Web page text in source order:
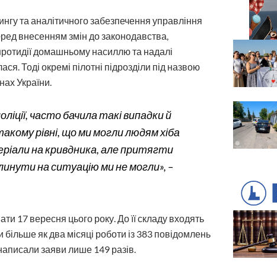
та аналітичного забезпечення управління
внесенням змін до законодавства,
домашньому насиллю та надалі
Тоді окремі пілотні підрозділи під наз­вою
України.
часто бачила такі випадки й
рівні, що ми могли людям хіба
на кривдника, але притягти
на ситуацію ми не могли», –
17 вересня цього року. До її складу входять
як два місяці роботи із 383 повідом­лень
заяви лише 149 разів.